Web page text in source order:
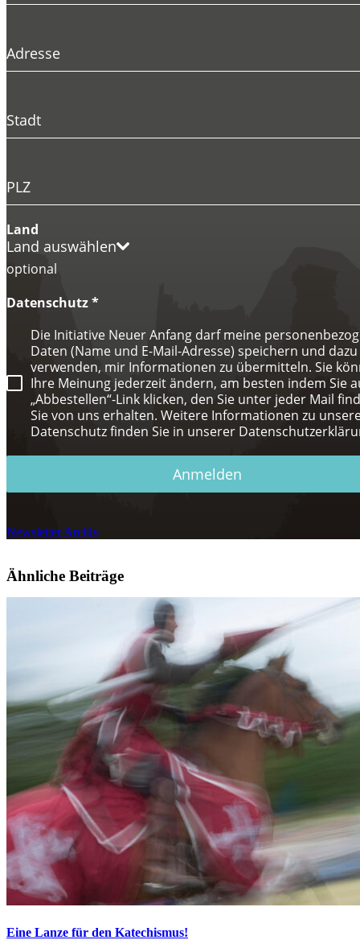
Adresse
Stadt
PLZ
Land
Land auswählen
optional
Datenschutz*
Die Initiative Neuer Anfang darf meine
Daten (Name und E-Mail-Adresse) speichern und dazu
verwenden, mir Informationen zu übermitteln. Sie
Ihre Meinung jederzeit ändern, am besten indem Sie
„Abbestellen“-Link klicken, den Sie unter jeder Mail
Sie von uns erhalten. Weitere Informationen zu
Datenschutz finden Sie in unserer
Anmelden
Newsletter Archiv
Ähnliche Beiträge
Eine Lanze für den Katechismus!